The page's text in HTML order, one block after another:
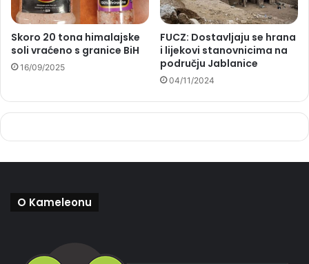
Skoro 20 tona himalajske
soli vraćeno s granice BiH
16/09/2025
FUCZ: Dostavljaju se hrana
i lijekovi stanovnicima na
području Jablanice
04/11/2024
O Kameleonu